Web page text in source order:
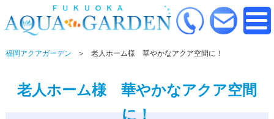
福岡アクアガーデン 老人ホーム様 華やかなアクア空間に！
老人ホーム様 華やかなアクア空間
に！